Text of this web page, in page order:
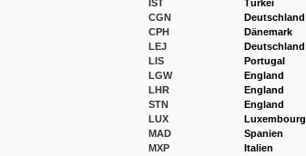
IST
CGN
CPH
LEJ
LIS
LGW
LHR
STN
LUX
MAD
MXP
Türkei
Deutschland
Dänemark
Deutschland
Portugal
England
England
England
Luxembourg
Spanien
Italien